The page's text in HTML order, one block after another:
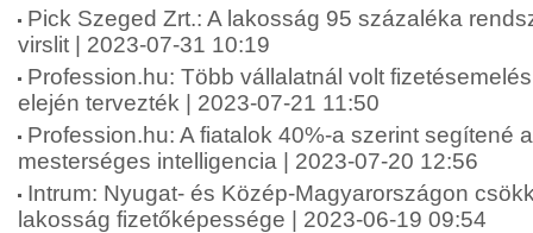
Pick Szeged Zrt.: A lakosság 95 százaléka
virslit | 2023-07-31 10:19
Profession.hu: Több vállalatnál volt
elején tervezték | 2023-07-21 11:50
Profession.hu: A fiatalok 40%-a szerint segítené
mesterséges intelligencia | 2023-07-20 12:56
Intrum: Nyugat- és Közép-Magyarországon
lakosság fizetőképessége | 2023-06-19 09:54